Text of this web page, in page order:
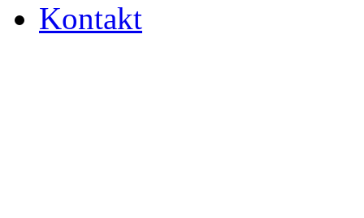
Kontakt